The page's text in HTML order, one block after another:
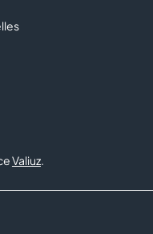
Valiuz.